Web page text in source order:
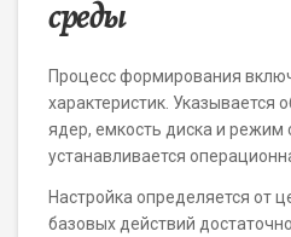
среды
Процесс формирования
характеристик. Указывается
ядер, емкость диска и режим
устанавливается
Настройка определяется от
базовых действий